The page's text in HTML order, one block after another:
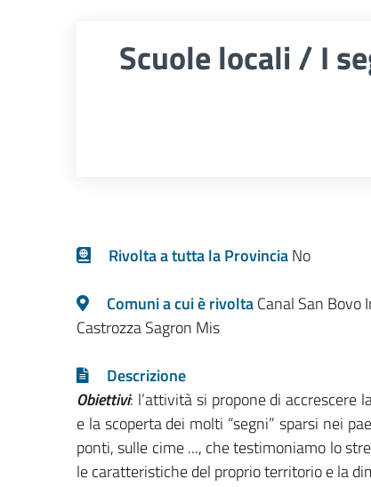
Scuole locali / I
Rivolta a tutta la ProvinciaNo
Comuni a cui è rivoltaCanal San Bovo
Castrozza Sagron Mis
Descrizione
Obiettivi: l’attività si propone di accrescere
e la scoperta dei molti “segni” sparsi nei
ponti, sulle cime ..., che testimoniamo lo
le caratteristiche del proprio territorio e la